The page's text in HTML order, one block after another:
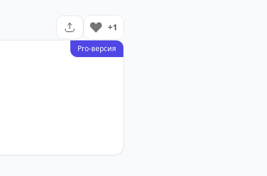
+1
Pro-версия